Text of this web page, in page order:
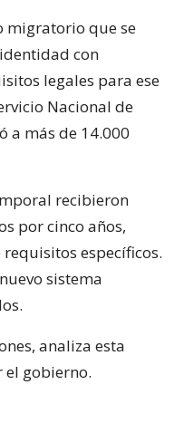
migratorio que se
con
legales para ese
Nacional de
a más de 14.000
recibieron
por cinco años,
específicos.
sistema
analiza esta
el gobierno.